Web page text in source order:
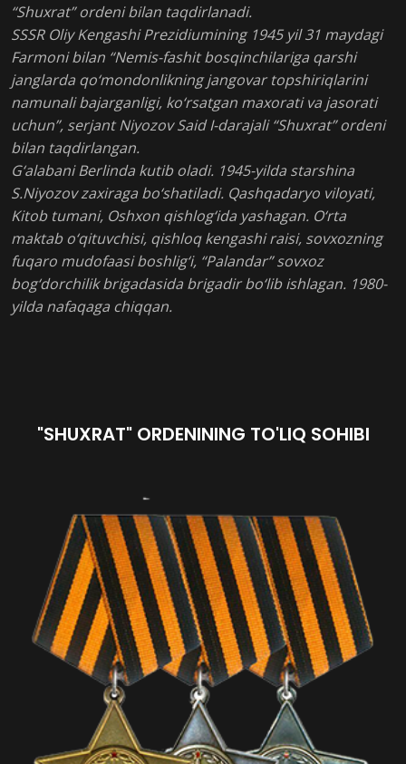
“Shuxrat” ordeni bilan taqdirlanadi.
SSSR Oliy Kengashi Prezidiumining 1945 yil 31 maydagi
Farmoni bilan “Nemis-fashit bosqinchilariga qarshi
janglarda qo‘mondonlikning jangovar topshiriqlarini
namunali bajarganligi, ko‘rsatgan maxorati va jasorati
uchun”, serjant Niyozov Said I-darajali “Shuxrat” ordeni
bilan taqdirlangan.
G‘alabani Berlinda kutib oladi. 1945-yilda starshina
S.Niyozov zaxiraga bo‘shatiladi. Qashqadaryo viloyati,
Kitob tumani, Oshxon qishlog‘ida yashagan. O‘rta
maktab o‘qituvchisi, qishloq kengashi raisi, sovxozning
fuqaro mudofaasi boshlig‘i, “Palandar” sovxoz
bog‘dorchilik brigadasida brigadir bo‘lib ishlagan. 1980-
yilda nafaqaga chiqqan.
"SHUXRAT" ORDENINING TO'LIQ SOHIBI